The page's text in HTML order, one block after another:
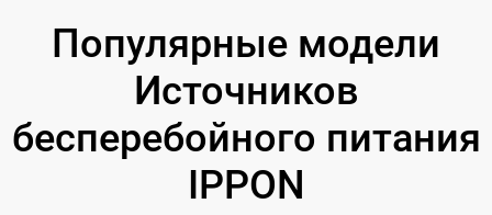
Популярные модели
Источников
бесперебойного питания
IPPON